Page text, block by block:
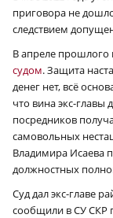
приговора не
следствием
В апреле прошлого
судом. Защита
денег нет, всё
что вина экс-главы
посредников
самовольных
Владимира Исаева
должностных
Суд дал экс-главе
сообщили в СУ СКР